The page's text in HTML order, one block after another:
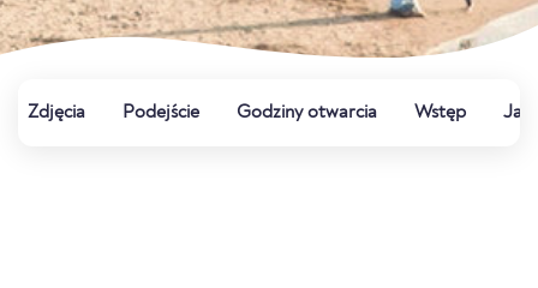
Zdjęcia Podejście Godziny otwarcia Wstęp